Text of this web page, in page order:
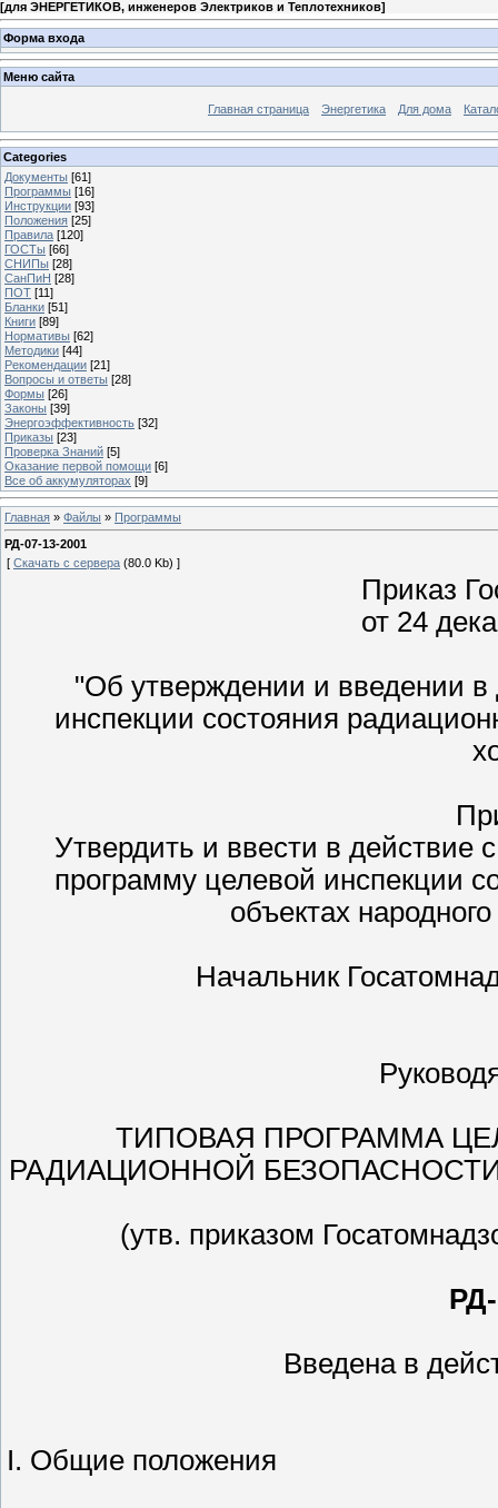
[для ЭНЕРГЕТИКОВ, инженеров Электриков и Теплотехников]
Форма входа
Меню сайта
Главная страница Энергетика Для дома
Categories
Документы [61]
Программы [16]
Инструкции [93]
Положения [25]
Правила [120]
ГОСТы [66]
СНИПы [28]
СанПиН [28]
ПОТ [11]
Бланки [51]
Книги [89]
Нормативы [62]
Методики [44]
Рекомендации [21]
Вопросы и ответы [28]
Формы [26]
Законы [39]
Энергоэффективность [32]
Приказы [23]
Проверка Знаний [5]
Оказание первой помощи [6]
Все об аккумуляторах [9]
Главная » Файлы » Программы
РД-07-13-2001
[ Скачать с сервера (80.0 Kb) ]
Приказ
от 24
"Об утверждении и введении
инспекции состояния
Утвердить и ввести в действие
программу целевой инспекции
объектах
Начальник
ТИПОВАЯ ПРОГРАММА
РАДИАЦИОННОЙ
(утв. приказом
Введена в
I. Общие положения